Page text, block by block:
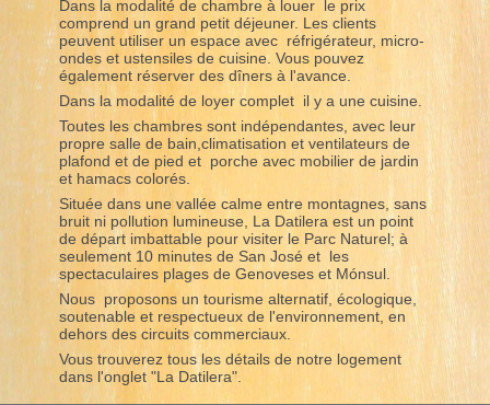
Dans la modalité de chambre à louer le prix
comprend un grand petit déjeuner. Les clients
peuvent utiliser un espace avec réfrigérateur, micro-
ondes et ustensiles de cuisine. Vous pouvez
également réserver des dîners à l'avance.
Dans la modalité de loyer complet il y a une cuisine.
Toutes les chambres sont indépendantes, avec leur
propre salle de bain,climatisation et ventilateurs de
plafond et de pied et porche avec mobilier de jardin
et hamacs colorés.
Située dans une vallée calme entre montagnes, sans
bruit ni pollution lumineuse, La Datilera est un point
de départ imbattable pour visiter le Parc Naturel; à
seulement 10 minutes de San José et les
spectaculaires plages de Genoveses et Mónsul.
Nous proposons un tourisme alternatif, écologique,
soutenable et respectueux de l'environnement, en
dehors des circuits commerciaux.
Vous trouverez tous les détails de notre logement
dans l'onglet "La Datilera".